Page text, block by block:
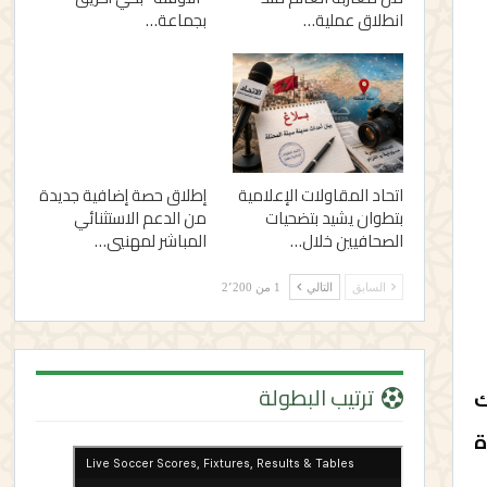
انطلاق عملية… بجماعة…
اتحاد المقاولات الإعلامية
بتطوان يشيد بتضحيات
الصحافيين خلال…
إطلاق حصة إضافية جديدة
من الدعم الاستثنائي
المباشر لمهنيي…
السابق التالي 1 من 2٬200
ترتيب البطولة